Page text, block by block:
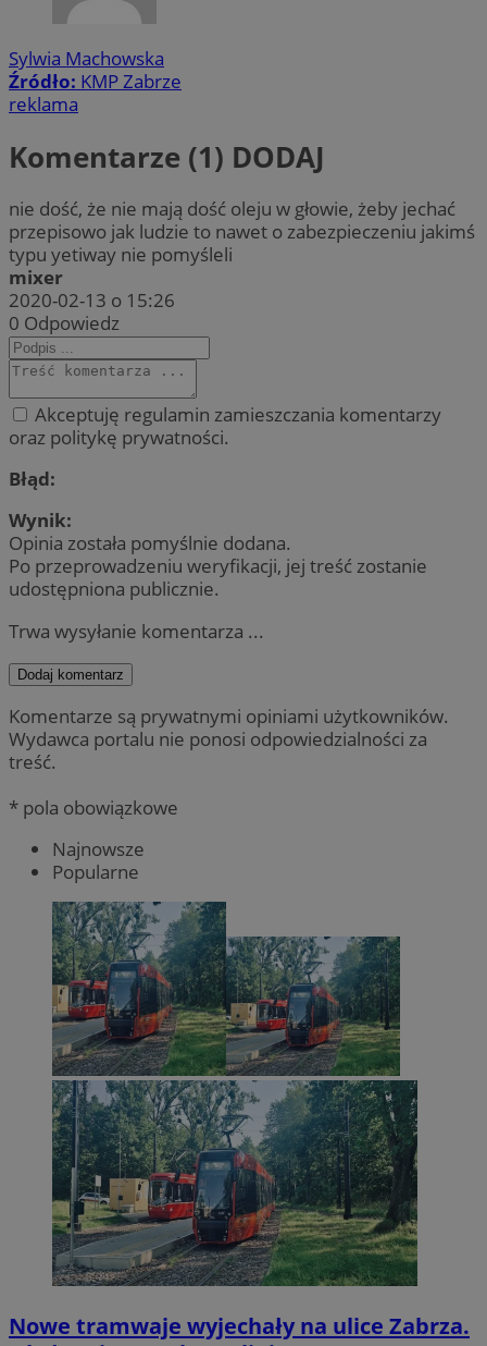
Sylwia Machowska
Źródło: KMP Zabrze
reklama
Komentarze (1) DODAJ
nie dość, że nie mają dość oleju w głowie, żeby jechać
przepisowo jak ludzie to nawet o zabezpieczeniu jakimś
typu yetiway nie pomyśleli
mixer
2020-02-13 o 15:26
0 Odpowiedz
Akceptuję regulamin zamieszczania komentarzy
oraz politykę prywatności.
Błąd:
Wynik:
Opinia została pomyślnie dodana.
Po przeprowadzeniu weryfikacji, jej treść zostanie
udostępniona publicznie.
Trwa wysyłanie komentarza ...
Dodaj komentarz
Komentarze są prywatnymi opiniami użytkowników.
Wydawca portalu nie ponosi odpowiedzialności za
treść.
* pola obowiązkowe
Najnowsze
Popularne
Nowe tramwaje wyjechały na ulice Zabrza.